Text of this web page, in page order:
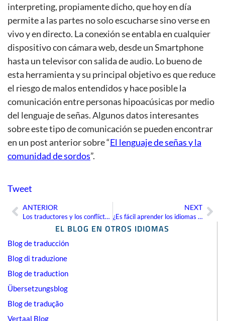
EL BLOG EN OTROS IDIOMAS
Blog de traducción
Blog di traduzione
Blog de traduction
Übersetzungsblog
Blog de tradução
Vertaal Blog
interpreting, propiamente dicho, que hoy en día
permite a las partes no solo escucharse sino verse en
vivo y en directo. La conexión se entabla en cualquier
dispositivo con cámara web, desde un Smartphone
hasta un televisor con salida de audio. Lo bueno de
esta herramienta y su principal objetivo es que reduce
el riesgo de malos entendidos y hace posible la
comunicación entre personas hipoacúsicas por medio
del lenguaje de señas. Algunos datos interesantes
sobre este tipo de comunicación se pueden encontrar
en un post anterior sobre “El lenguaje de señas y la
comunidad de sordos”.
Tweet
AntANTERIOR
Los traductores y los conflictos internacionales
NEXT
¿Es fácil aprender los idiomas eslavos?